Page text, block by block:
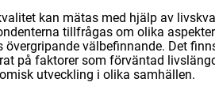
kan mätas med hjälp av
tillfrågas om olika
övergripande välbefinnande. Det
på faktorer som förväntad
utveckling i olika samhällen.